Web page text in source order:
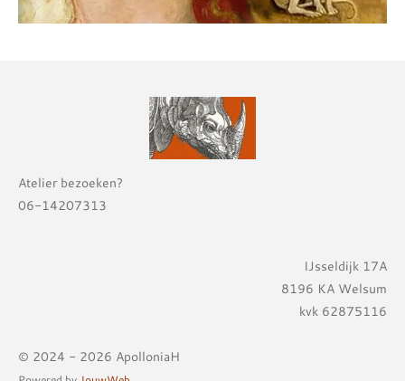
Atelier bezoeken?
06-14207313
IJsseldijk 17A
8196 KA Welsum
kvk 62875116
© 2024 - 2026 ApolloniaH